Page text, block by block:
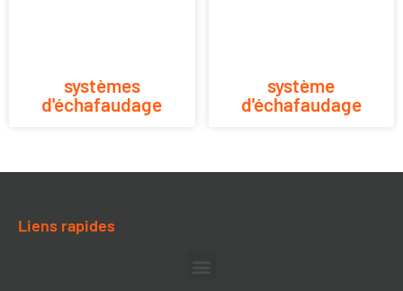
systèmes
d'échafaudage
système
d'échafaudage
Liens rapides